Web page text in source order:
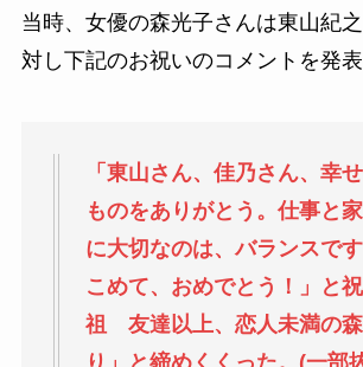
当時、女優の森光子さんは東山紀
対し下記のお祝いのコメントを発表
「東山さん、佳乃さん、幸
ものをありがとう。仕事と
に大切なのは、バランスで
こめて、おめでとう！」と
祖 友達以上、恋人未満の森
り」と締めくくった。(一部